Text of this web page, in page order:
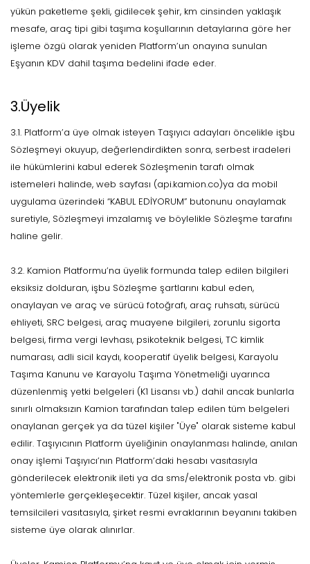
yükün paketleme şekli, gidilecek şehir, km cinsinden yaklaşık
mesafe, araç tipi gibi taşıma koşullarının detaylarına göre her
işleme özgü olarak yeniden Platform’un onayına sunulan
Eşyanın KDV dahil taşıma bedelini ifade eder.
3.Üyelik
3.1. Platform’a üye olmak isteyen Taşıyıcı adayları öncelikle işbu
Sözleşmeyi okuyup, değerlendirdikten sonra, serbest iradeleri
ile hükümlerini kabul ederek Sözleşmenin tarafı olmak
istemeleri halinde, web sayfası (api.kamion.co)ya da mobil
uygulama üzerindeki “KABUL EDİYORUM” butonunu onaylamak
suretiyle, Sözleşmeyi imzalamış ve böylelikle Sözleşme tarafını
haline gelir.
3.2. Kamion Platformu’na üyelik formunda talep edilen bilgileri
eksiksiz dolduran, işbu Sözleşme şartlarını kabul eden,
onaylayan ve araç ve sürücü fotoğrafı, araç ruhsatı, sürücü
ehliyeti, SRC belgesi, araç muayene bilgileri, zorunlu sigorta
belgesi, firma vergi levhası, psikoteknik belgesi, TC kimlik
numarası, adli sicil kaydı, kooperatif üyelik belgesi, Karayolu
Taşıma Kanunu ve Karayolu Taşıma Yönetmeliği uyarınca
düzenlenmiş yetki belgeleri (K1 Lisansı vb.) dahil ancak bunlarla
sınırlı olmaksızın Kamion tarafından talep edilen tüm belgeleri
onaylanan gerçek ya da tüzel kişiler "Üye" olarak sisteme kabul
edilir. Taşıyıcının Platform üyeliğinin onaylanması halinde, anılan
onay işlemi Taşıyıcı’nın Platform’daki hesabı vasıtasıyla
gönderilecek elektronik ileti ya da sms/elektronik posta vb. gibi
yöntemlerle gerçekleşecektir. Tüzel kişiler, ancak yasal
temsilcileri vasıtasıyla, şirket resmi evraklarının beyanını takiben
sisteme üye olarak alınırlar.